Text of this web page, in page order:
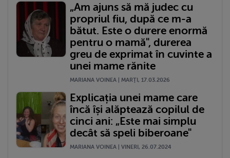
„Am ajuns să mă judec cu
propriul fiu, după ce m-a
bătut. Este o durere enormă
pentru o mamă", durerea
greu de exprimat în cuvinte a
unei mame rănite
MARIANA VOINEA | MARŢI, 17.03.2026
Explicația unei mame care
încă își alăptează copilul de
cinci ani: „Este mai simplu
decât să speli biberoane"
MARIANA VOINEA | VINERI, 26.07.2024